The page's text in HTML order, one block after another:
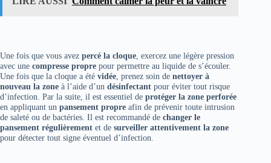
Une fois que vous avez percé la cloque , exercez une légère pression
avec une compresse propre pour permettre au liquide de s’écouler.
Une fois que la cloque a été vidée , prenez soin de nettoyer à
nouveau la zone à l’aide d’un désinfectant pour éviter tout risque
d’infection. Par la suite, il est essentiel de protéger la zone perforée
en appliquant un pansement propre afin de prévenir toute intrusion
de saleté ou de bactéries. Il est recommandé de changer le
pansement régulièrement et de surveiller attentivement la zone
pour détecter tout signe éventuel d’infection.